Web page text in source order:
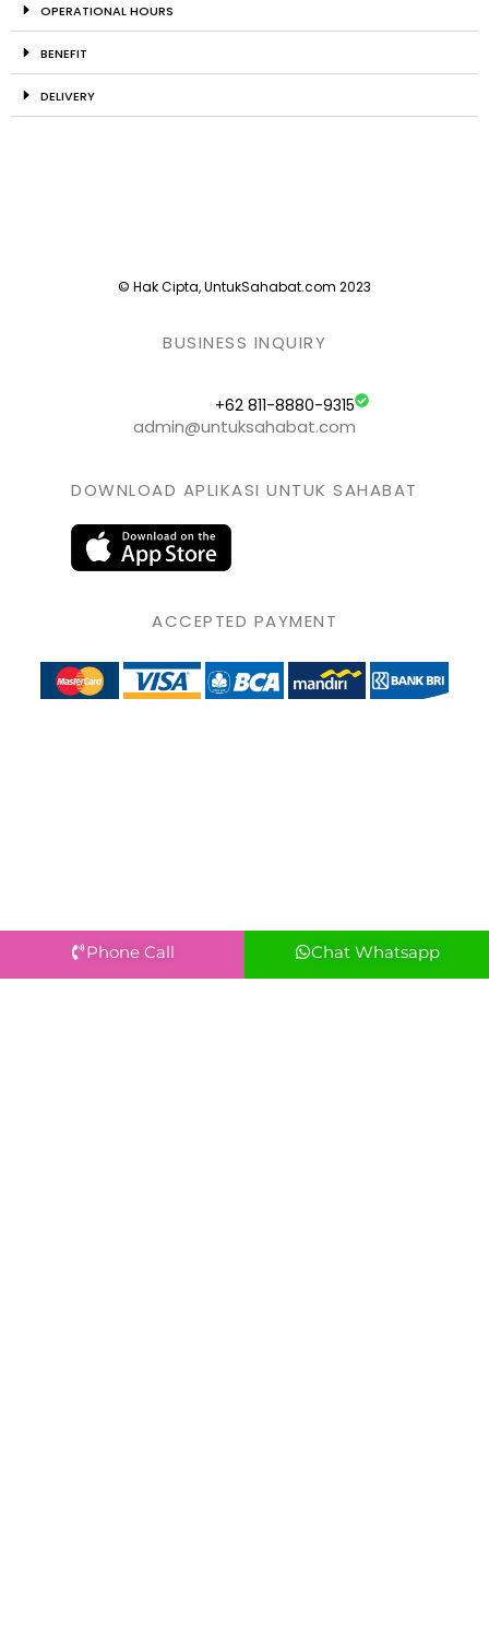
OPERATIONAL HOURS
BENEFIT
DELIVERY
© Hak Cipta, UntukSahabat.com 2023
BUSINESS INQUIRY
+62 811-8880-9315
admin@untuksahabat.com
DOWNLOAD APLIKASI UNTUK SAHABAT
ACCEPTED PAYMENT
Phone Call Chat Whatsapp